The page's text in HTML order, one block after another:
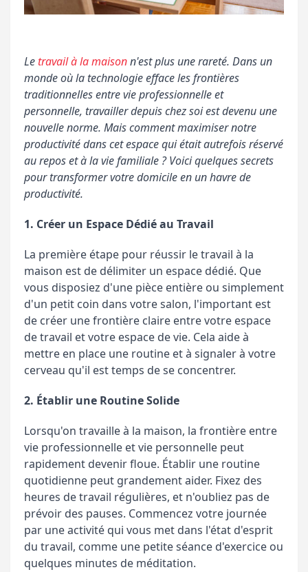
Le travail à la maisonn'est plus une rareté. Dans un
monde où la technologie efface les frontières
traditionnelles entre vie professionnelle et
personnelle, travailler depuis chez soi est devenu une
nouvelle norme. Mais comment maximiser notre
productivité dans cet espace qui était autrefois réservé
au repos et à la vie familiale ? Voici quelques secrets
pour transformer votre domicile en un havre de
productivité.
1. Créer un Espace Dédié au Travail
La première étape pour réussir le travail à la
maison est de délimiter un espace dédié. Que
vous disposiez d'une pièce entière ou simplement
d'un petit coin dans votre salon, l'important est
de créer une frontière claire entre votre espace
de travail et votre espace de vie. Cela aide à
mettre en place une routine et à signaler à votre
cerveau qu'il est temps de se concentrer.
2. Établir une Routine Solide
Lorsqu'on travaille à la maison, la frontière entre
vie professionnelle et vie personnelle peut
rapidement devenir floue. Établir une routine
quotidienne peut grandement aider. Fixez des
heures de travail régulières, et n'oubliez pas de
prévoir des pauses. Commencez votre journée
par une activité qui vous met dans l'état d'esprit
du travail, comme une petite séance d'exercice ou
quelques minutes de méditation.